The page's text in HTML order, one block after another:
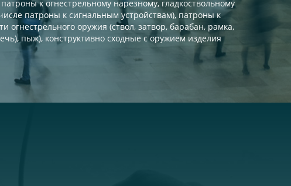
к огнестрельному нарезному, гладкоствольному
патроны к сигнальным устройствам), патроны к
оружия (ствол, затвор, барабан, рамка,
пыж), конструктивно сходные с оружием изделия